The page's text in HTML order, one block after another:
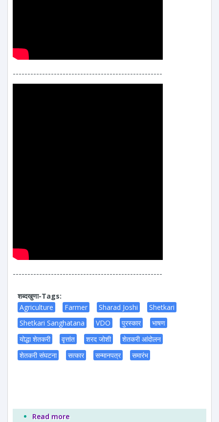
---------------------------------------------------
---------------------------------------------------
शब्दखुणा-Tags:
Agriculture
Farmer Sharad Joshi
Shetkari
Shetkari Sanghatana
VDO पुरस्कार
भाषण
योद्धा शेतकरी
वृत्तांत शरद जोशी
शेतकरी आंदोलन
शेतकरी संघटना
सत्कार सन्मानपत्र समारंभ
Read moreabout शरद जोशी यांना प्रबोधनकार ठाकरे समाजप्रबोधन